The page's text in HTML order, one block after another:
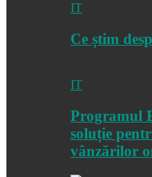
IT
Ce știm
IT
Programul
soluție
vânzărilor